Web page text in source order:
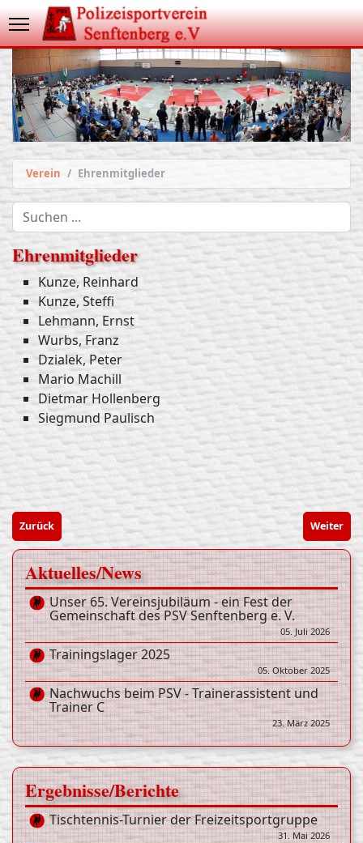
Verein Ehrenmitglieder
Suchen
...
Ehrenmitglieder
Kunze, Reinhard
Kunze, Steffi
Lehmann, Ernst
Wurbs, Franz
Dzialek, Peter
Mario Machill
Dietmar Hollenberg
Siegmund Paulisch
Zurück Weiter
Aktuelles/News
Unser 65. Vereinsjubiläum - ein Fest der
Gemeinschaft des PSV Senftenberg e. V.
05. Juli 2026
Trainingslager 2025
05. Oktober 2025
Nachwuchs beim PSV - Trainerassistent und
Trainer C
23. März 2025
Ergebnisse/Berichte
Tischtennis-Turnier der Freizeitsportgruppe
31. Mai 2026